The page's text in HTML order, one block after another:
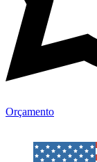
Orçamento